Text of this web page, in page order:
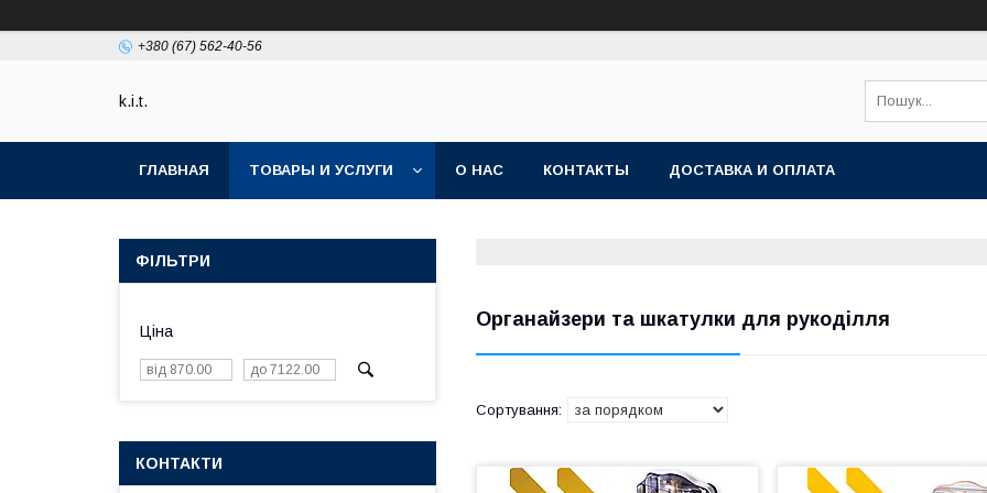
+380 (67) 562-40-56
k.i.t.
ГЛАВНАЯ ТОВАРЫ И УСЛУГИ О НАС КОНТАКТЫ ДОСТАВКА И ОПЛАТА
Органайзери та шкатулки для рукоділля
ФІЛЬТРИ
Ціна
КОНТАКТИ